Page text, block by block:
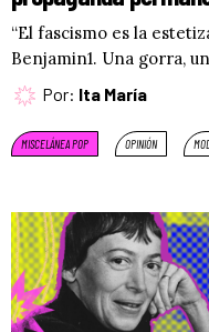
“El fascismo es la
Benjamin1. Una gorra,
Por: Ita María
MISCELÁNEA POP OPINIÓN